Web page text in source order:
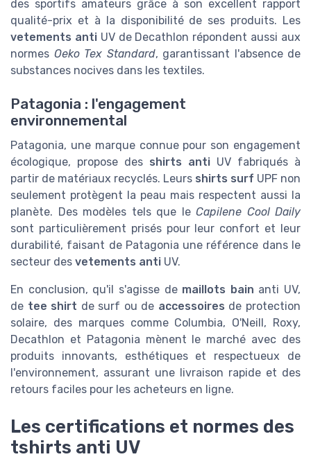
des sportifs amateurs grâce à son excellent rapport
qualité-prix et à la disponibilité de ses produits. Les
vetements antiUV de Decathlon répondent aussi aux
normes Oeko Tex Standard, garantissant l'absence de
substances nocives dans les textiles.
Patagonia : l'engagement
environnemental
Patagonia, une marque connue pour son engagement
écologique, propose des shirts anti UV fabriqués à
partir de matériaux recyclés. Leurs shirts surf UPF non
seulement protègent la peau mais respectent aussi la
planète. Des modèles tels que le Capilene Cool Daily
sont particulièrement prisés pour leur confort et leur
durabilité, faisant de Patagonia une référence dans le
secteur des vetements anti UV.
En conclusion, qu'il s'agisse de maillots bain anti UV,
de tee shirt de surf ou de accessoires de protection
solaire, des marques comme Columbia, O'Neill, Roxy,
Decathlon et Patagonia mènent le marché avec des
produits innovants, esthétiques et respectueux de
l'environnement, assurant une livraison rapide et des
retours faciles pour les acheteurs en ligne.
Les certifications et normes des
tshirts anti UV